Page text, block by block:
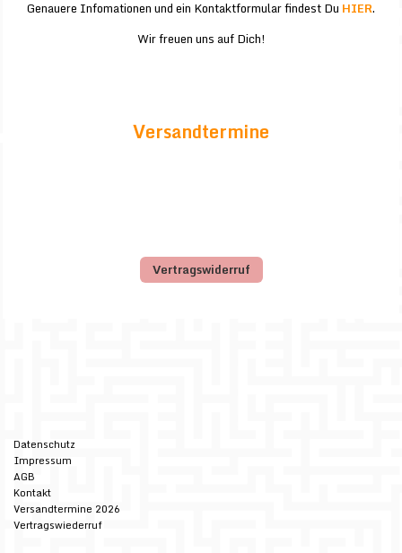
Genauere Infomationen und ein Kontaktformular findest Du HIER.
Wir freuen uns auf Dich!
Versandtermine
Vertragswiderruf
Datenschutz
Impressum
AGB
Kontakt
Versandtermine 2026
Vertragswiederruf